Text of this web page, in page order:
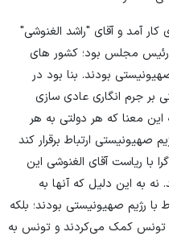
کار آمد و آقای "راشد الغنوشی"
رئیس مجلس بود؛ کشور های
بودند. بنا بود در
جرم انگاری عادی سازی
معنا که هر دولتی به هر
صهیونیستی ارتباط برقرار کند
با ریاست آقای الغنوشی این
به این دلیل که آنها به
با رژیم صهیونیستی بودند؛ بلکه
تونس کمک می‌کردند و تونس به